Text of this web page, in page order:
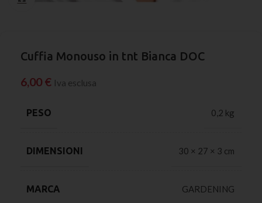
Cuffia Monouso in tnt Bianca DOC
6,00 € Iva esclusa
PESO 0,2 kg
DIMENSIONI 30 × 27 × 3 cm
MARCA GARDENING